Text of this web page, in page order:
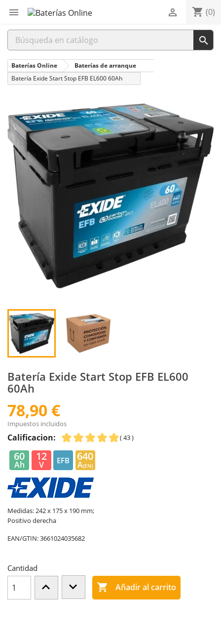
 shopping_cart (0)


Baterías Online
Baterías de arranque
Batería Exide Start Stop EFB EL600 60Ah
Batería Exide Start Stop EFB EL600
60Ah
78,90 €
Impuestos incluidos
Calificacion: ( 43 )
60
Ah
12
V EFB 640
A(EN)
Medidas: 242 x 175 x 190 mm;
Positivo derecha
EAN/GTIN:3661024035682
Cantidad
 Añadir al carrito